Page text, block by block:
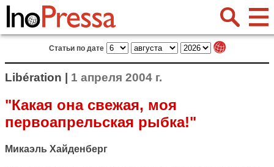
Статьи по дате
Libération | 1 апреля 2004 г.
"Какая она свежая, моя
первоапрельская рыбка!"
Микаэль Хайденберг